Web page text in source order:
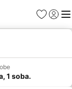
FavoritiPrijavi
1 soba.